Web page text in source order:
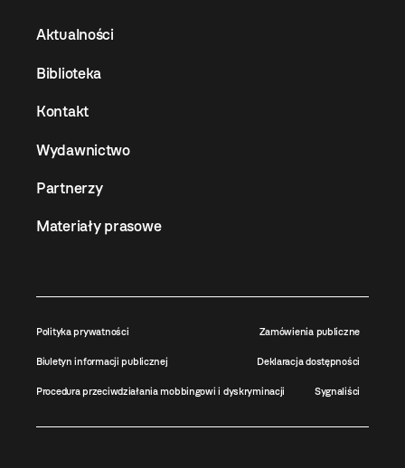
Aktualności
Biblioteka
Kontakt
Wydawnictwo
Partnerzy
Materiały prasowe
Polityka prywatności Zamówienia publiczne
Biuletyn informacji publicznej Deklaracja dostępności
Procedura przeciwdziałania mobbingowi i dyskryminacji Sygnaliści